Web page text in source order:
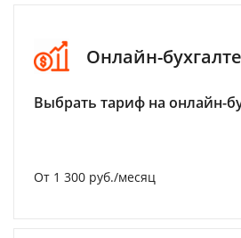
Онлайн-
Выбрать тариф на онлайн-
От 1 300 руб./месяц